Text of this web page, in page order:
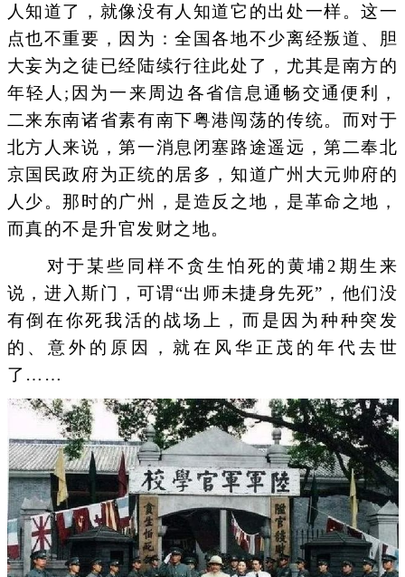
人知道了，就像没有人知道它的出处一样。这一
点也不重要，因为：全国各地不少离经叛道、胆
大妄为之徒已经陆续行往此处了，尤其是南方的
年轻人;因为一来周边各省信息通畅交通便利，
二来东南诸省素有南下粤港闯荡的传统。而对于
北方人来说，第一消息闭塞路途遥远，第二奉北
京国民政府为正统的居多，知道广州大元帅府的
人少。那时的广州，是造反之地，是革命之地，
而真的不是升官发财之地。
对于某些同样不贪生怕死的黄埔2期生来
说，进入斯门，可谓“出师未捷身先死”，他们没
有倒在你死我活的战场上，而是因为种种突发
的、意外的原因，就在风华正茂的年代去世
了……